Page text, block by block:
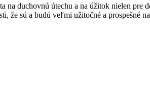
na duchovnú útechu a na úžitok nielen
že sú a budú veľmi užitočné a prospešné